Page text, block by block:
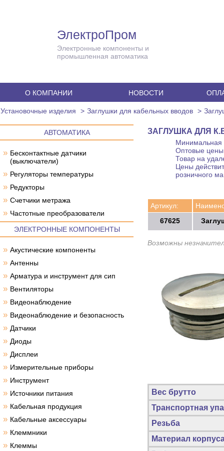
ЭлектроПром
Электронные компоненты и
промышленная автоматика
О КОМПАНИИ НОВОСТИ
Установочные изделия Заглушки для кабельных вводов
АВТОМАТИКА
» Бесконтактные датчики
(выключатели)
» Регуляторы температуры
» Редукторы
» Счетчики метража
» Частотные преобразователи
ЭЛЕКТРОННЫЕ КОМПОНЕНТЫ
» Акустические компоненты
» Антенны
» Арматура и инструмент для сип
» Вентиляторы
» Видеонаблюдение
» Видеонаблюдение и безопасность
» Датчики
» Диоды
» Дисплеи
» Измерительные приборы
» Инструмент
» Источники питания
» Кабельная продукция
» Кабельные аксессуары
» Клеммники
» Клеммы
ЗАГЛУШКА ДЛЯ
Минимальная
Оптовые цены
Товар на
Цены
розничного
Артикул:
67625
Возможны
Вес брутто
Транспортная
Резьба
Материал